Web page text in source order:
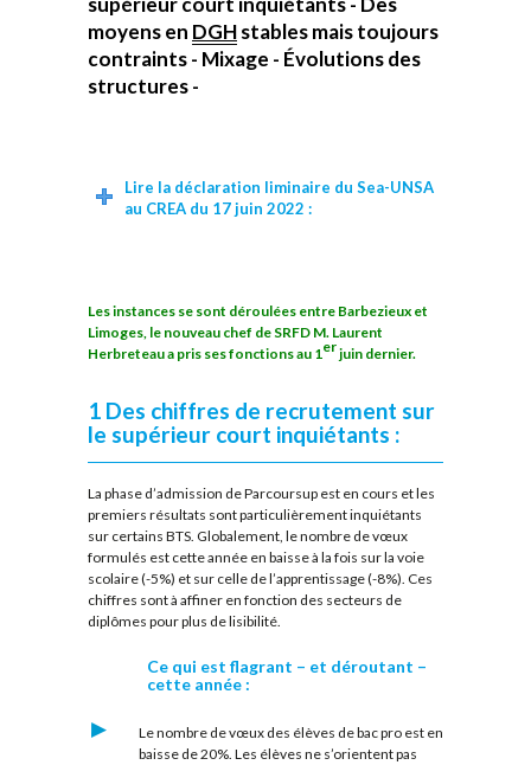
moyens en DGHstables mais toujours
contraints - Mixage - Évolutions des
structures -
Lire la déclaration liminaire du Sea-UNSA
au CREA du 17 juin 2022 :
Les instances se sont déroulées entre Barbezieux et
Limoges, le nouveau chef de SRFD M. Laurent
Herbreteau a pris ses fonctions au 1erjuin dernier.
1 Des chiffres de recrutement sur
le supérieur court inquiétants :
La phase d’admission de Parcoursup est en cours et les
premiers résultats sont particulièrement inquiétants
sur certains BTS. Globalement, le nombre de vœux
formulés est cette année en baisse à la fois sur la voie
scolaire (-5%) et sur celle de l’apprentissage (-8%). Ces
chiffres sont à affiner en fonction des secteurs de
diplômes pour plus de lisibilité.
Ce qui est flagrant – et déroutant –
cette année :
Le nombre de vœux des élèves de bac pro est en
baisse de 20%. Les élèves ne s’orientent pas